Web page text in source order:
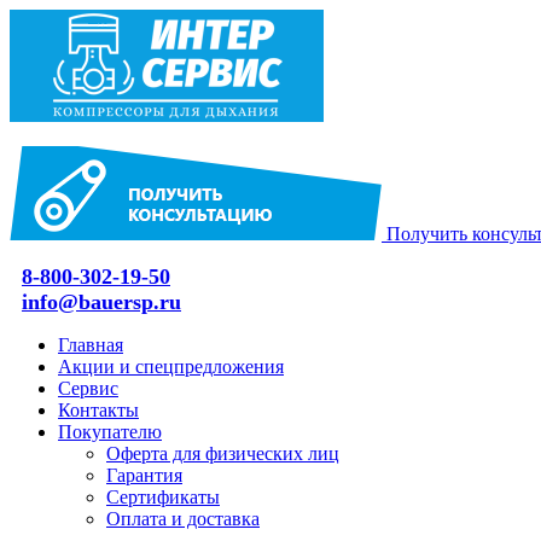
Получить
8-800-302-19-50
info@bauersp.ru
Главная
Акции и спецпредложения
Сервис
Контакты
Покупателю
Оферта для физических лиц
Гарантия
Сертификаты
Оплата и доставка